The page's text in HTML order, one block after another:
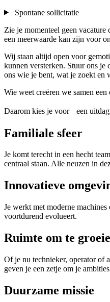
Spontane sollicitatie
Zie je momenteel geen
een meerwaarde kan zijn voor
Wij staan altijd open voor
kunnen versterken. Stuur ons je
ons wie je bent, wat je zoekt en
Wie weet creëren we samen
Daarom kies je voor een
Familiale sfeer
Je komt terecht in een hecht
centraal staan. Alle neuzen in
Innovatieve
Je werkt met moderne
voortdurend evolueert.
Ruimte om te
Of je nu technieker, operator
geven je een zetje om je
Duurzame missie